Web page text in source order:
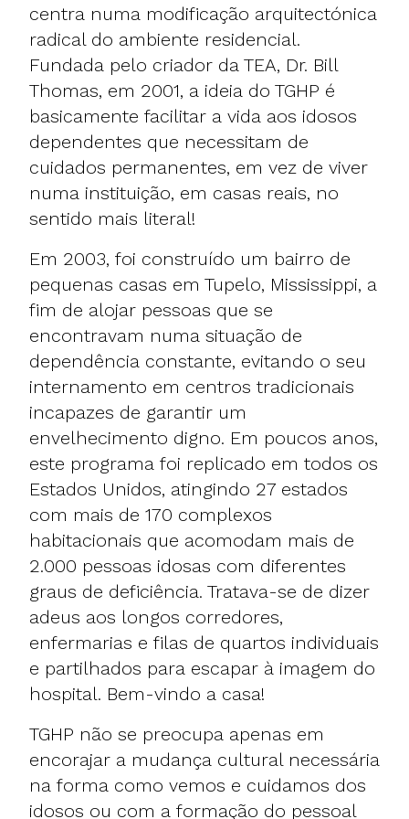
centra numa modificação arquitectónica
radical do ambiente residencial.
Fundada pelo criador da TEA, Dr. Bill
Thomas, em 2001, a ideia do TGHP é
basicamente facilitar a vida aos idosos
dependentes que necessitam de
cuidados permanentes, em vez de viver
numa instituição, em casas reais, no
sentido mais literal!
Em 2003, foi construído um bairro de
pequenas casas em Tupelo, Mississippi, a
fim de alojar pessoas que se
encontravam numa situação de
dependência constante, evitando o seu
internamento em centros tradicionais
incapazes de garantir um
envelhecimento digno. Em poucos anos,
este programa foi replicado em todos os
Estados Unidos, atingindo 27 estados
com mais de 170 complexos
habitacionais que acomodam mais de
2.000 pessoas idosas com diferentes
graus de deficiência. Tratava-se de dizer
adeus aos longos corredores,
enfermarias e filas de quartos individuais
e partilhados para escapar à imagem do
hospital. Bem-vindo a casa!
TGHP não se preocupa apenas em
encorajar a mudança cultural necessária
na forma como vemos e cuidamos dos
idosos ou com a formação do pessoal